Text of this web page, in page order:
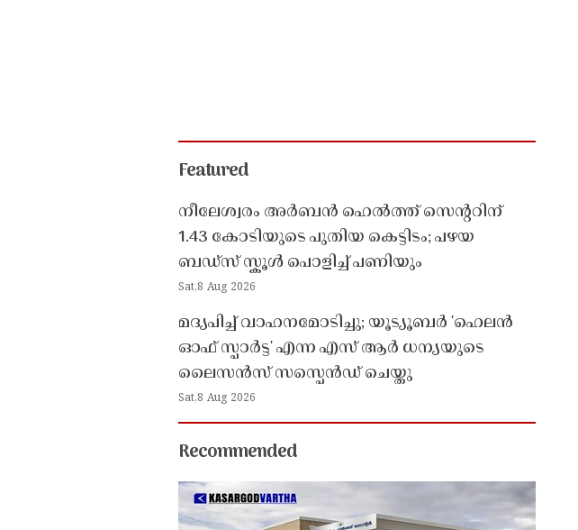
Featured
നീലേശ്വരം അർബൻ ഹെൽത്ത് സെൻ്ററിന്
1.43 കോടിയുടെ പുതിയ കെട്ടിടം; പഴയ
ബഡ്സ് സ്കൂൾ പൊളിച്ച് പണിയും
Sat,8 Aug 2026
മദ്യപിച്ച് വാഹനമോടിച്ചു; യൂട്യൂബർ 'ഹെലൻ
ഓഫ് സ്പാർട്ട' എന്ന എസ് ആർ ധന്യയുടെ
ലൈസൻസ് സസ്പെൻഡ് ചെയ്തു ​​​​​​​
Sat,8 Aug 2026
Recommended